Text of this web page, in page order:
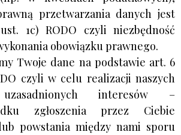
przetwarzania danych jest
1c) RODO czyli niezbędność
obowiązku prawnego.
Twoje dane na podstawie art. 6
czyli w celu realizacji naszych
interesów –
zgłoszenia przez Ciebie
powstania między nami sporu